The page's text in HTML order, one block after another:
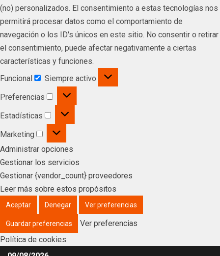
(no) personalizados. El consentimiento a estas tecnologías nos
permitirá procesar datos como el comportamiento de
navegación o los ID's únicos en este sitio. No consentir o retirar
el consentimiento, puede afectar negativamente a ciertas
características y funciones.
Funcional
Siempre activo
Preferencias
Estadísticas
Marketing
Administrar opciones
Gestionar los servicios
Gestionar {vendor_count} proveedores
Leer más sobre estos propósitos
Aceptar Denegar Ver preferencias
Guardar preferencias
Ver preferencias
Política de cookies